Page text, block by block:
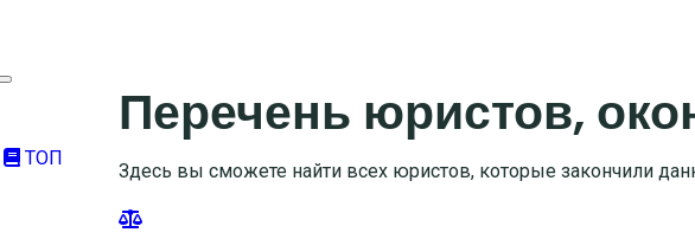
Перечень юристов,
Здесь вы сможете найти всех юристов, которые закончили
ТОП